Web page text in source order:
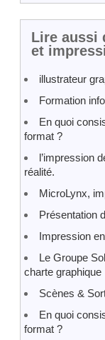
Lire aussi
et
illustrateur
Formation
En quoi
format ?
l’impression
réalité.
MicroLynx,
Présentation
Impression
Le Groupe
charte graphique
Scènes &
En quoi
format ?